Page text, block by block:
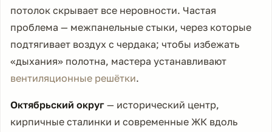
потолок скрывает все неровности. Частая
проблема — межпанельные стыки, через которые
подтягивает воздух с чердака; чтобы избежать
«дыхания» полотна, мастера устанавливают
вентиляционные решётки.
Октябрьский округ — исторический центр,
кирпичные сталинки и современные ЖК вдоль